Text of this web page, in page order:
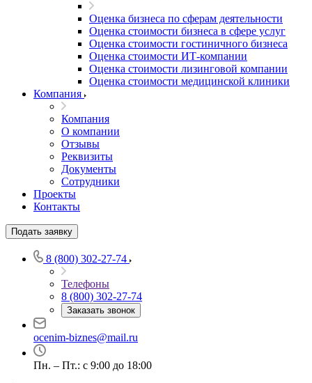
Оценка бизнеса по сферам деятельности
Оценка стоимости бизнеса в сфере услуг
Оценка стоимости гостиничного бизнеса
Оценка стоимости ИТ-компании
Оценка стоимости лизинговой компании
Оценка стоимости медицинской клиники
Компания
Компания
О компании
Отзывы
Реквизиты
Документы
Сотрудники
Проекты
Контакты
Подать заявку
8 (800) 302-27-74
Телефоны
8 (800) 302-27-74
Заказать звонок
ocenim-biznes@mail.ru
Пн. – Пт.: с 9:00 до 18:00
Выберите ваш город